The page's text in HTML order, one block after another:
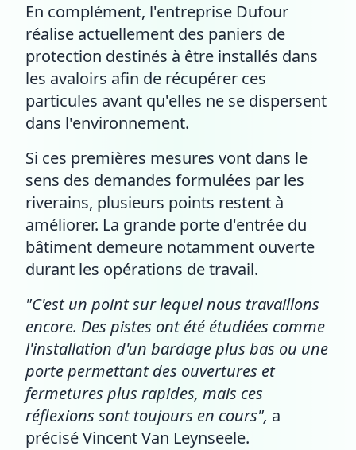
En complément, l'entreprise Dufour
réalise actuellement des paniers de
protection destinés à être installés dans
les avaloirs afin de récupérer ces
particules avant qu'elles ne se dispersent
dans l'environnement.
Si ces premières mesures vont dans le
sens des demandes formulées par les
riverains, plusieurs points restent à
améliorer. La grande porte d'entrée du
bâtiment demeure notamment ouverte
durant les opérations de travail.
"C'est un point sur lequel nous travaillons
encore. Des pistes ont été étudiées comme
l'installation d'un bardage plus bas ou une
porte permettant des ouvertures et
fermetures plus rapides, mais ces
réflexions sont toujours en cours", a
précisé Vincent Van Leynseele.